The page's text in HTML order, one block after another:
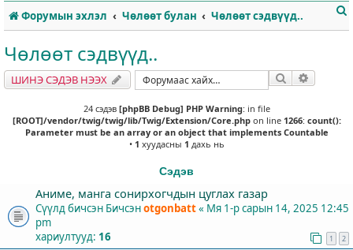
Форумын эхлэл Чөлөөт булан Чөлөөт сэдвүүд..
Чөлөөт сэдвүүд..
ШИНЭ СЭДЭВ НЭЭХ Хайлт
24 сэдэв [phpBB Debug] PHP Warning: in file
[ROOT]/vendor/twig/twig/lib/Twig/Extension/Core.phpon line 1266: count():
Parameter must be an array or an object that implements Countable
• 1 хуудасны 1 дахь нь
Сэдэв
Аниме, манга сонирхогчдын цуглах газар
Сүүлд бичсэн Бичсэнotgonbatt« Мя 1-р сарын 14, 2025 12:45
pm
хариултууд: 16 1 2